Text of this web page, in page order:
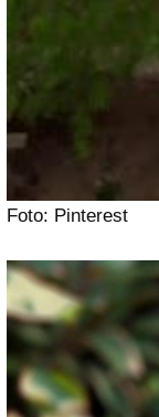
Foto: Pinterest